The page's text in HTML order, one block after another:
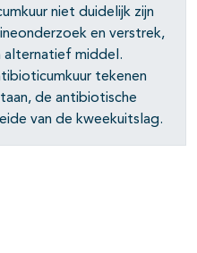
niet duidelijk zijn
en verstrek,
alternatief middel.
tekenen
de antibiotische
van de kweekuitslag.